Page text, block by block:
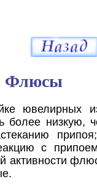
Флюсы
ювелирных
низкую,
с
активности